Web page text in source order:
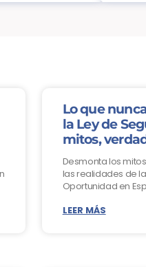
Lo que
la Ley de
mitos,
Desmonta los
las realidades de
Oportunidad en
LEER MÁS